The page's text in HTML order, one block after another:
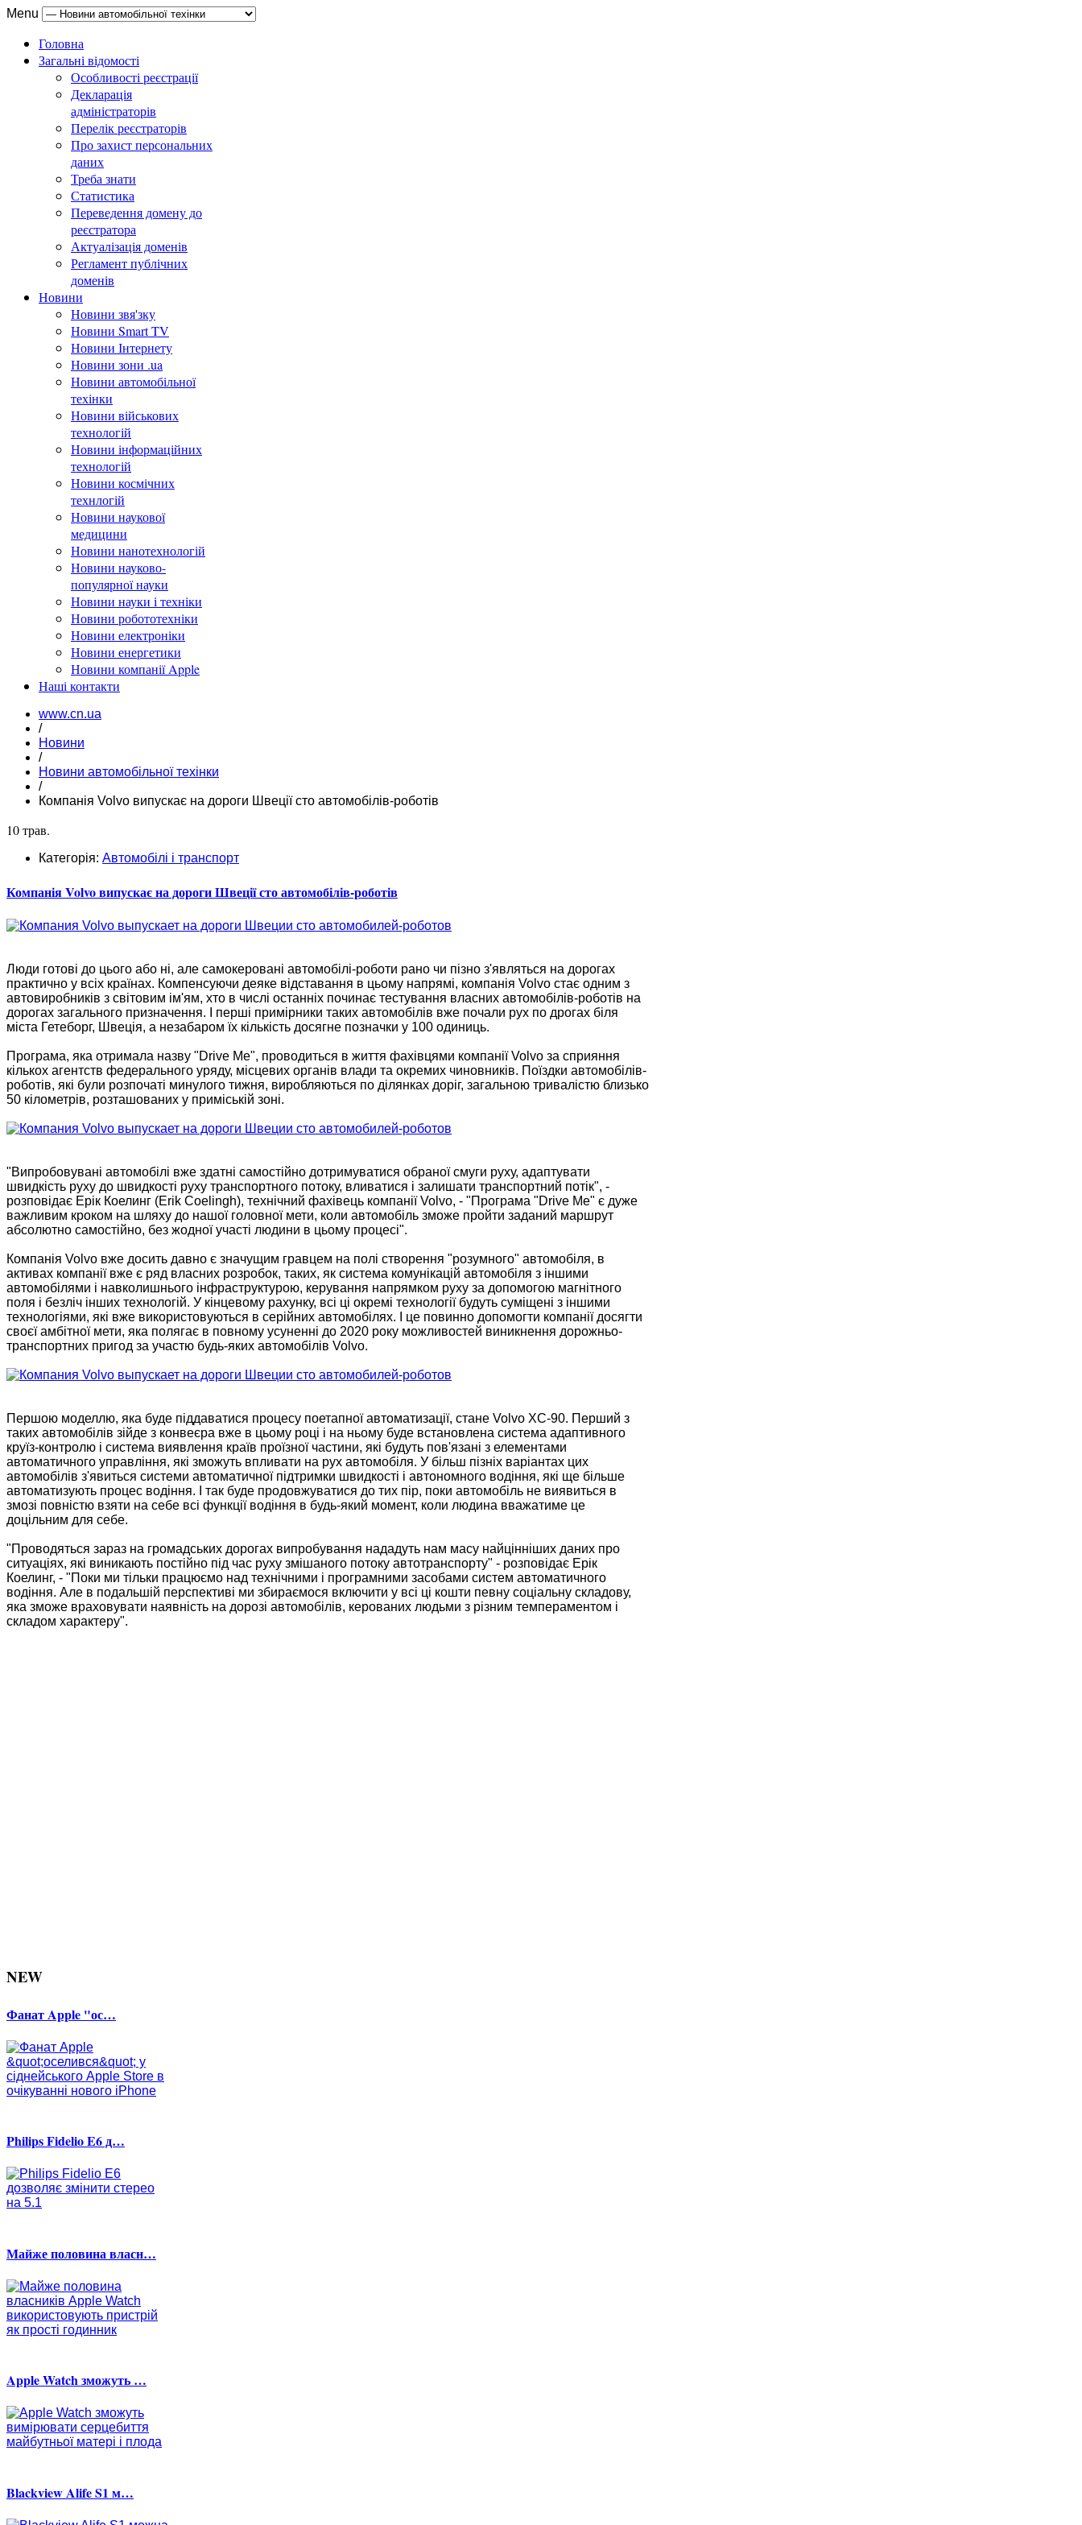
Menu
Головна
Загальні відомості
Особливості реєстрації
Декларація
адміністраторів
Перелік реєстраторів
Про захист персональних
даних
Треба знати
Статистика
Переведення домену до
реєстратора
Актуалізація доменів
Регламент публічних
доменів
Новини
Новини звя'зку
Новини Smart TV
Новини Інтернету
Новини зони .ua
Новини автомобільної
техінки
Новини військових
технологій
Новини інформаційних
технологій
Новини космічних
технлогій
Новини наукової
медицини
Новини нанотехнологій
Новини науково-
популярної науки
Новини науки і техніки
Новини робототехніки
Новини електроніки
Новини енергетики
Новини компанії Apple
Наші контакти
www.cn.ua
/
Новини
/
Новини автомобільної техінки
/
Компанія Volvo випускає на дороги Швеції сто автомобілів-роботів
10 трав.
Категорія: Автомобілі і транспорт
Компанія Volvo випускає на дороги Швеції сто автомобілів-роботів
Люди готові до цього або ні, але самокеровані автомобілі-роботи рано чи пізно з'являться на дорогах
практично у всіх країнах. Компенсуючи деяке відставання в цьому напрямі, компанія Volvo стає одним з
автовиробників з світовим ім'ям, хто в числі останніх починає тестування власних автомобілів-роботів на
дорогах загального призначення. І перші примірники таких автомобілів вже почали рух по дрогах біля
міста Гетеборг, Швеція, а незабаром їх кількість досягне позначки у 100 одиниць.
Програма, яка отримала назву "Drive Me", проводиться в життя фахівцями компанії Volvo за сприяння
кількох агентств федерального уряду, місцевих органів влади та окремих чиновників. Поїздки автомобілів-
роботів, які були розпочаті минулого тижня, виробляються по ділянках доріг, загальною тривалістю близько
50 кілометрів, розташованих у приміській зоні.
"Випробовувані автомобілі вже здатні самостійно дотримуватися обраної смуги руху, адаптувати
швидкість руху до швидкості руху транспортного потоку, вливатися і залишати транспортний потік", -
розповідає Ерік Коелинг (Erik Coelingh), технічний фахівець компанії Volvo, - "Програма "Drive Me" є дуже
важливим кроком на шляху до нашої головної мети, коли автомобіль зможе пройти заданий маршрут
абсолютно самостійно, без жодної участі людини в цьому процесі".
Компанія Volvo вже досить давно є значущим гравцем на полі створення "розумного" автомобіля, в
активах компанії вже є ряд власних розробок, таких, як система комунікацій автомобіля з іншими
автомобілями і навколишнього інфраструктурою, керування напрямком руху за допомогою магнітного
поля і безліч інших технологій. У кінцевому рахунку, всі ці окремі технології будуть суміщені з іншими
технологіями, які вже використовуються в серійних автомобілях. І це повинно допомогти компанії досягти
своєї амбітної мети, яка полягає в повному усуненні до 2020 року можливостей виникнення дорожньо-
транспортних пригод за участю будь-яких автомобілів Volvo.
Першою моделлю, яка буде піддаватися процесу поетапної автоматизації, стане Volvo XC-90. Перший з
таких автомобілів зійде з конвеєра вже в цьому році і на ньому буде встановлена система адаптивного
круїз-контролю і система виявлення країв проїзної частини, які будуть пов'язані з елементами
автоматичного управління, які зможуть впливати на рух автомобіля. У більш пізніх варіантах цих
автомобілів з'явиться системи автоматичної підтримки швидкості і автономного водіння, які ще більше
автоматизують процес водіння. І так буде продовжуватися до тих пір, поки автомобіль не виявиться в
змозі повністю взяти на себе всі функції водіння в будь-який момент, коли людина вважатиме це
доцільним для себе.
"Проводяться зараз на громадських дорогах випробування нададуть нам масу найцінніших даних про
ситуаціях, які виникають постійно під час руху змішаного потоку автотранспорту" - розповідає Ерік
Коелинг, - "Поки ми тільки працюємо над технічними і програмними засобами систем автоматичного
водіння. Але в подальшій перспективі ми збираємося включити у всі ці кошти певну соціальну складову,
яка зможе враховувати наявність на дорозі автомобілів, керованих людьми з різним темпераментом і
складом характеру".
NEW
Фанат Apple "ос…
Philips Fidelio E6 д…
Майже половина власн…
Apple Watch зможуть …
Blackview Alife S1 м…